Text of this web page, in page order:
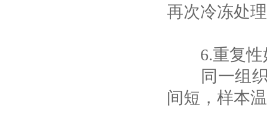
再次冷冻处
6.重复性
同一组织
间短，样本